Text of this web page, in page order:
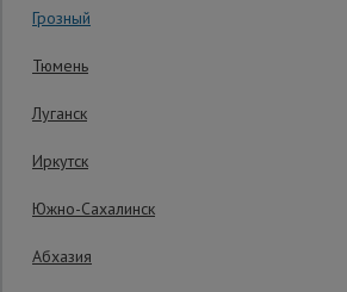
Грозный
Тюмень
Луганск
Иркутск
Южно-Сахалинск
Абхазия